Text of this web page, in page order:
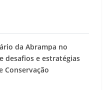
da Abrampa no
desafios e estratégias
Conservação